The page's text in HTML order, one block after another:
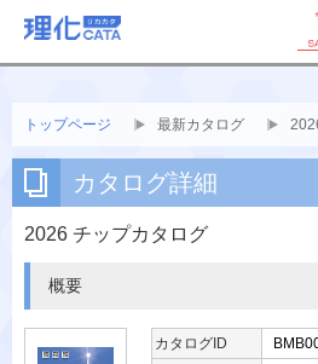
トップページ 最新カタログ
カタログ詳細
2026 チップカタログ
概要
カタログID